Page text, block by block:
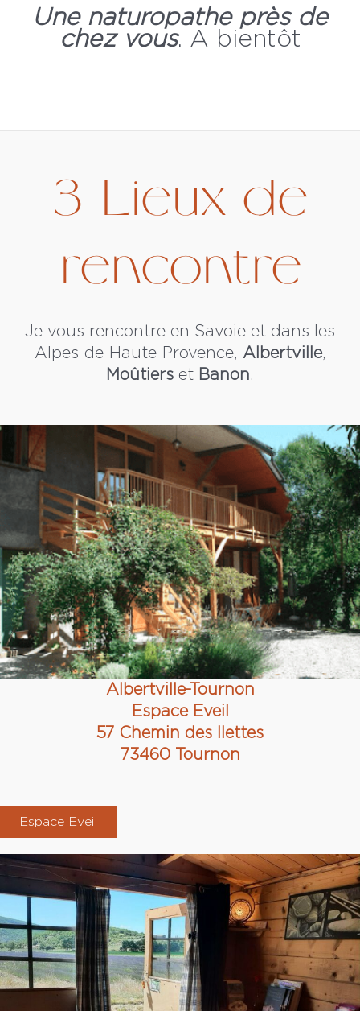
Une naturopathe près de
chez vous. A bientôt
3 Lieux de
rencontre
Je vous rencontre en Savoie et dans les
Alpes-de-Haute-Provence, Albertville,
Moûtiers et Banon.
Albertville-Tournon
Espace Eveil
57 Chemin des Ilettes
73460 Tournon
Espace Eveil